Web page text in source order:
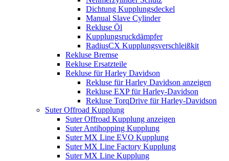
Dichtung Kupplungsdeckel
Manual Slave Cylinder
Rekluse Öl
Kupplungsruckdämpfer
RadiusCX Kupplungsverschleißkit
Rekluse Bremse
Rekluse Ersatzteile
Rekluse für Harley Davidson
Rekluse für Harley Davidson anzeigen
Rekluse EXP für Harley-Davidson
Rekluse TorqDrive für Harley-Davidson
Suter Offroad Kupplung
Suter Offroad Kupplung anzeigen
Suter Antihopping Kupplung
Suter MX Line EVO Kupplung
Suter MX Line Factory Kupplung
Suter MX Line Kupplung